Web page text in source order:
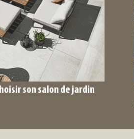
son salon de jardin